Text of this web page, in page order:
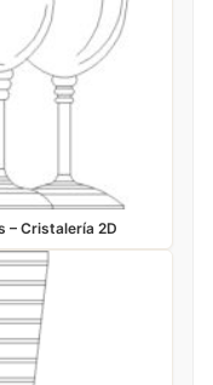
– Cristalería 2D